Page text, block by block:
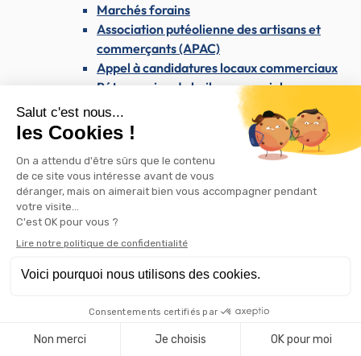
Marchés forains
Association putéolienne des artisans et
commerçants (APAC)
Appel à candidatures locaux commerciaux
Rétrocession de bail commercial
Les commerces de Puteaux sur Instagram
Attribution d'aides pour l'embellissement des
Enseignes et publicité
Westfield Les 4 Temps & le CNIT
Santé & Solidarité
Santé & Solidarité
Centre médical Dolto
Dépistage du SIDA / VIH
AVC : reconnaître les signes et agir vite